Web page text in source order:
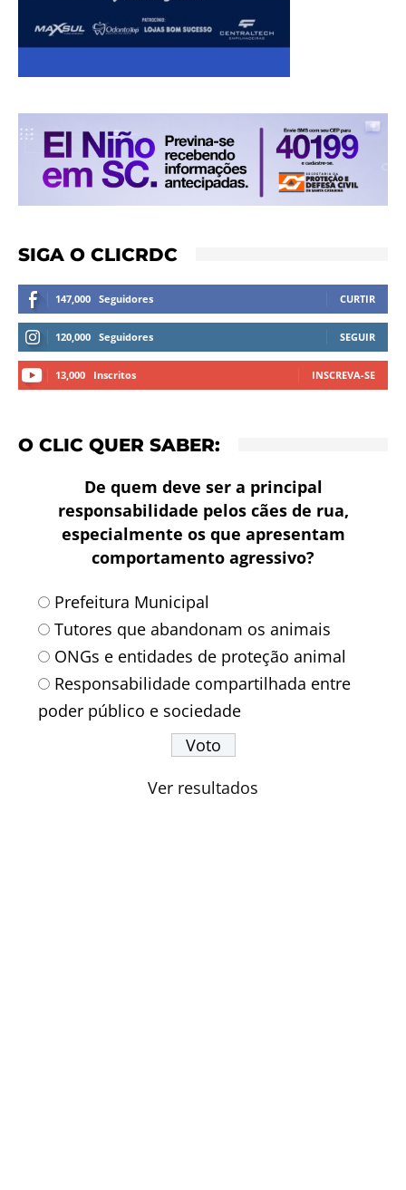
SIGA O CLICRDC
147,000 Seguidores CURTIR
120,000 Seguidores SEGUIR
13,000 Inscritos INSCREVA-SE
O CLIC QUER SABER:
De quem deve ser a principal
responsabilidade pelos cães de rua,
especialmente os que apresentam
comportamento agressivo?
Prefeitura Municipal
Tutores que abandonam os animais
ONGs e entidades de proteção animal
Responsabilidade compartilhada entre
poder público e sociedade
Ver resultados